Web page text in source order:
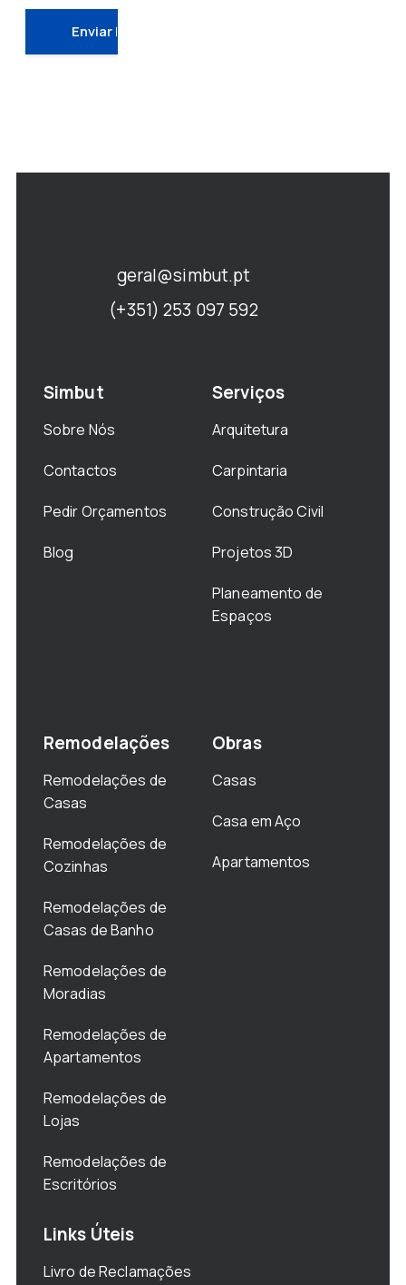
geral@simbut.pt
(+351) 253 097 592
Simbut
Sobre Nós
Contactos
Pedir Orçamentos
Blog
Serviços
Arquitetura
Carpintaria
Construção Civil
Projetos 3D
Planeamento de
Espaços
Remodelações
Remodelações de
Casas
Remodelações de
Cozinhas
Remodelações de
Casas de Banho
Remodelações de
Moradias
Remodelações de
Apartamentos
Remodelações de
Lojas
Remodelações de
Escritórios
Obras
Casas
Casa em Aço
Apartamentos
Links Úteis
Livro de Reclamações